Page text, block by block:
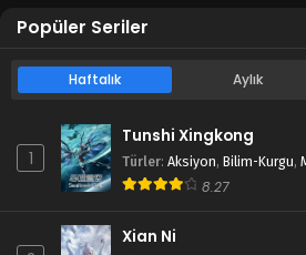
Popüler Seriler
Haftalık Aylık
1
Tunshi Xingkong
Türler: Aksiyon, Bilim-Kurgu,
8.27
Xian Ni